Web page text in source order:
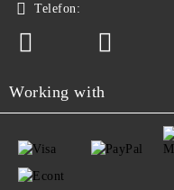
Telefon:
Working with